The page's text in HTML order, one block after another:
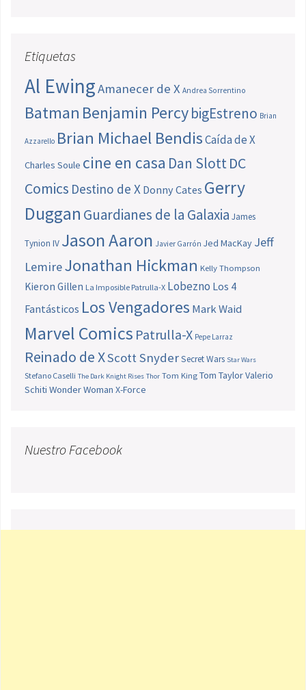
Etiquetas
Al EwingAmanecer de X Andrea Sorrentino
Batman Benjamin PercybigEstreno Brian
Azzarello Brian Michael BendisCaída de X
Charles Soule cine en casa Dan SlottDC
Comics Destino de X Donny Cates Gerry
Duggan Guardianes de la Galaxia James
Tynion IV Jason Aaron Javier Garrón Jed MacKay Jeff
LemireJonathan Hickman Kelly Thompson
Kieron Gillen La Imposible Patrulla-X Lobezno Los 4
Fantásticos Los Vengadores Mark Waid
Marvel Comics Patrulla-X Pepe Larraz
Reinado de XScott SnyderSecret Wars Star Wars
Stefano Caselli The Dark Knight Rises Thor Tom King Tom TaylorValerio
Schiti Wonder Woman X-Force
Nuestro Facebook